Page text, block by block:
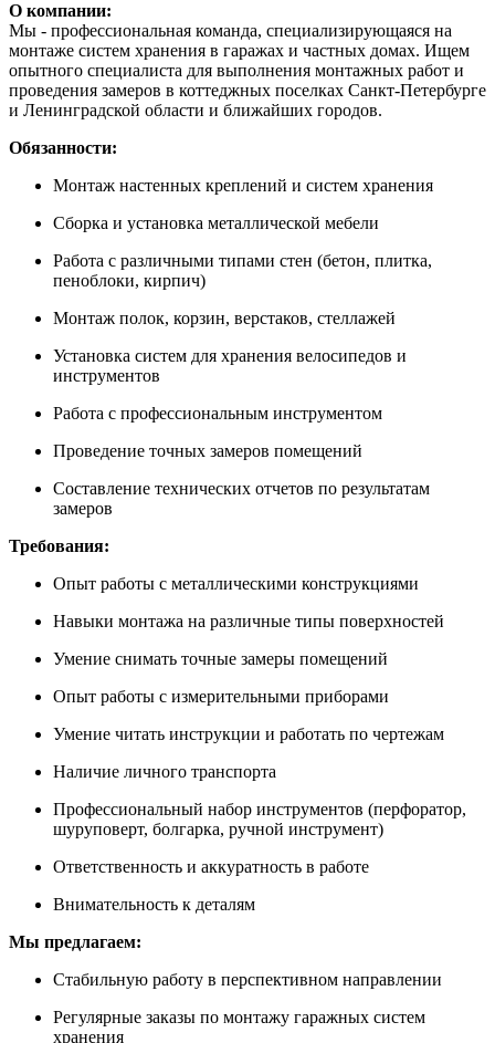
О компании:
Мы - профессиональная команда, специализирующаяся на
монтаже систем хранения в гаражах и частных домах. Ищем
опытного специалиста для выполнения монтажных работ и
проведения замеров в коттеджных поселках Санкт-Петербурге
и Ленинградской области и ближайших городов.
Обязанности:
Монтаж настенных креплений и систем хранения
Сборка и установка металлической мебели
Работа с различными типами стен (бетон, плитка,
пеноблоки, кирпич)
Монтаж полок, корзин, верстаков, стеллажей
Установка систем для хранения велосипедов и
инструментов
Работа с профессиональным инструментом
Проведение точных замеров помещений
Составление технических отчетов по результатам
замеров
Требования:
Опыт работы с металлическими конструкциями
Навыки монтажа на различные типы поверхностей
Умение снимать точные замеры помещений
Опыт работы с измерительными приборами
Умение читать инструкции и работать по чертежам
Наличие личного транспорта
Профессиональный набор инструментов (перфоратор,
шуруповерт, болгарка, ручной инструмент)
Ответственность и аккуратность в работе
Внимательность к деталям
Мы предлагаем:
Стабильную работу в перспективном направлении
Регулярные заказы по монтажу гаражных систем
хранения